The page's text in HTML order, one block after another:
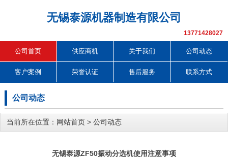
无锡泰源机器制造有限公司
13771428027
公司首页 供应商机 关于我们 公司动态
客户案例 荣誉认证 售后服务 联系方式
公司动态
当前所在位置： 网站首页 > 公司动态
无锡泰源ZF50振动分选机使用注意事项